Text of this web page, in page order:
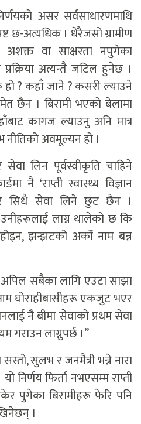
असर सर्वसाधारणमाथि
छ-अत्यधिक । धेरैजसो ग्रामीण
अशक्त वा साक्षरता नपुगेका
अत्यन्तै जटिल हुनेछ ।
? कहाँ जाने ? कसरी ल्याउने
छैन । बिरामी भएको बेलामा
कागज ल्याउनु अनि मात्र
अवमूल्यन हो ।
लिन पूर्वस्वीकृति चाहिने
नै ‘राप्ती स्वास्थ्य विज्ञान
सिधै सेवा लिने छुट छैन ।
लाग्न थालेको छ कि
झन्झटको अर्को नाम बन्न
सबैका लागि एउटा साझा
घोराहीबासीहरू एकजुट भएर
नै बीमा सेवाको प्रथम सेवा
लाग्नुपर्छ ।”
सुलभ र जनमैत्री भन्ने नारा
निर्णय फिर्ता नभएसम्म राप्ती
पुगेका बिरामीहरू फेरि पनि
।